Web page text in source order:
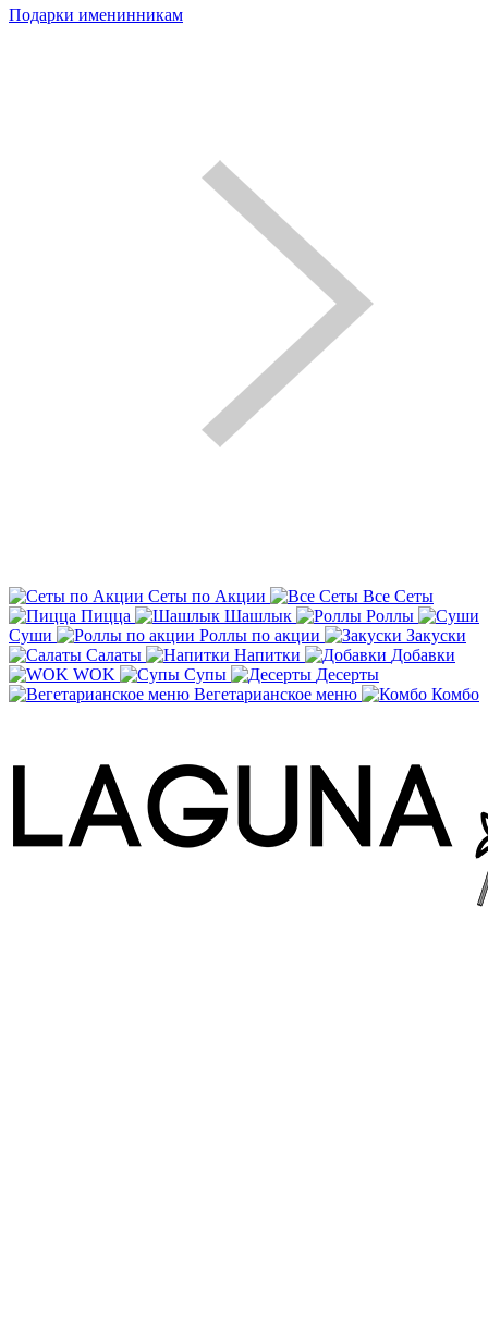
Подарки именинникам
Сеты по Акции
Все Сеты
Пицца
Шашлык
Роллы
Суши
Роллы по акции
Закуски
Салаты
Напитки
Добавки
WOK
Супы
Десерты
Вегетарианское меню
Комбо